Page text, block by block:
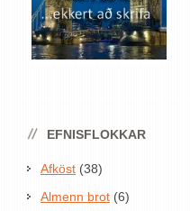
EFNISFLOKKAR
Afköst (38)
Almenn brot (6)